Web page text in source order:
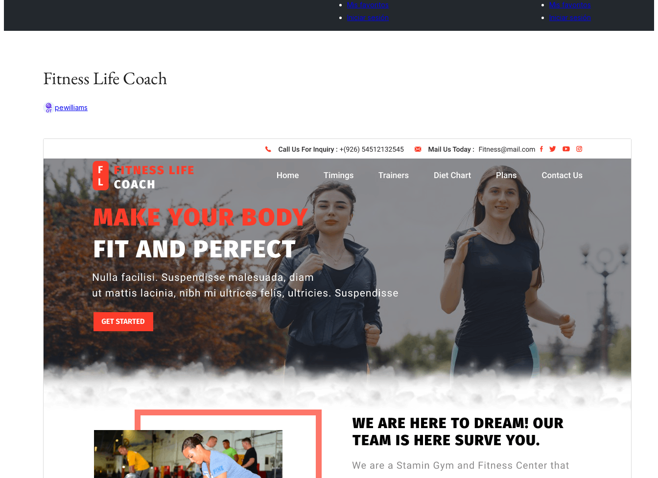
Mis favoritos
Iniciar sesión
Mis favoritos
Iniciar sesión
Fitness Life Coach
pewilliams
Tema comercial
Este tema es gratuito pero ofrece actualizaciones o
soporte comercial de pago.
Vista previa Descargar
Este es un tema hijo de
Versión
Última actualización
16 de julio de 2026
Instalaciones activas
40+
Versión de PHP
5.6
Página de inicio del tema